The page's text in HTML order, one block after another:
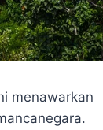
menawarkan